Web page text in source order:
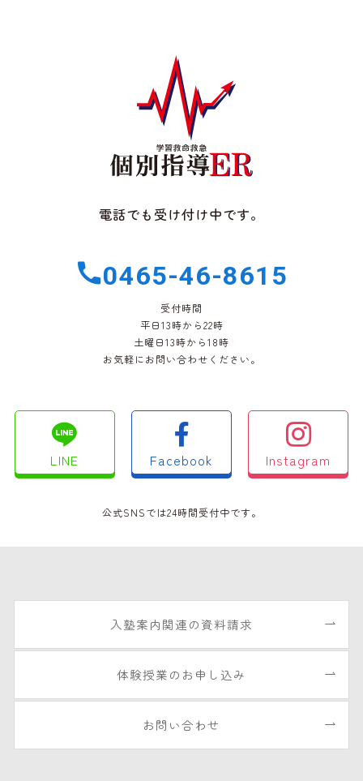
電話でも受け付け中です。
0465-46-8615
受付時間
平日13時から22時
土曜日13時から18時
お気軽にお問い合わせください。
LINE Facebook Instagram
公式SNSでは24時間受付中です。
入塾案内関連の資料請求
体験授業のお申し込み
お問い合わせ